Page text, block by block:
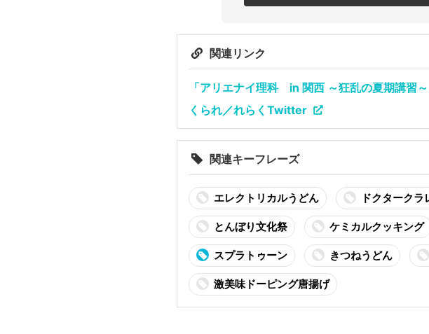
関連リンク
「アリエナイ理科 in 関西 ～狂乱の夏期講習
くられ／れらくTwitter
関連キーフレーズ
エレクトリカルうどん ドクタークラ
とんぼり文化祭 ケミカルクッキング
スプラトゥーン きつねうどん
激美味ドーピング唐揚げ